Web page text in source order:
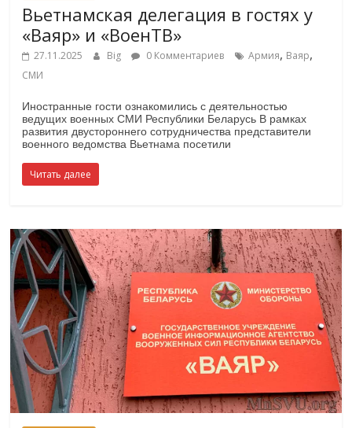
Вьетнамская делегация в гостях у
«Ваяр» и «ВоенТВ»
27.11.2025 Big 0 Комментариев Армия, Ваяр,
СМИ
Иностранные гости ознакомились с деятельностью
ведущих военных СМИ Республики Беларусь В рамках
развития двустороннего сотрудничества представители
военного ведомства Вьетнама посетили
Читать далее